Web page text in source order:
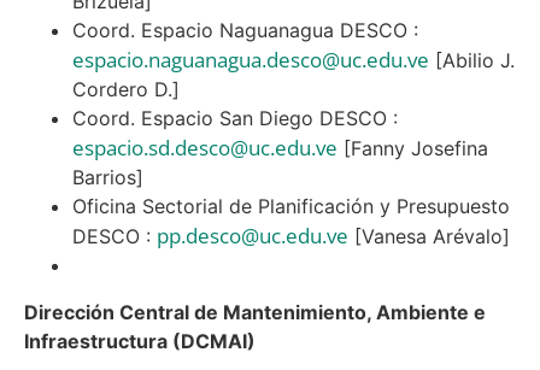
Coord. Espacio Naguanagua DESCO :
espacio.naguanagua.desco@uc.edu.ve [Abilio J.
Cordero D.]
Coord. Espacio San Diego DESCO :
espacio.sd.desco@uc.edu.ve [Fanny Josefina
Barrios]
Oficina Sectorial de Planificación y Presupuesto
DESCO : pp.desco@uc.edu.ve [Vanesa Arévalo]
Dirección Central de Mantenimiento, Ambiente e
Infraestructura (DCMAI)